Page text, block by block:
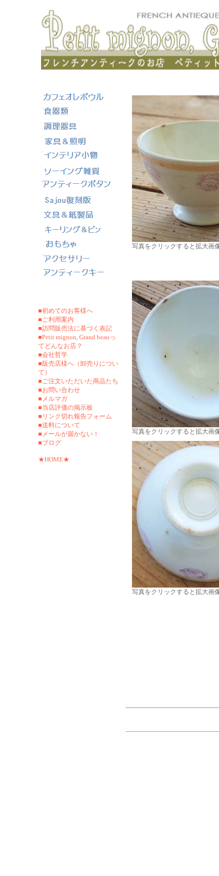
■初めてのお客様へ
■ご利用案内
■訪問販売法に基づく表記
■Petit mignon, Grand beauっ
てどんなお店？
■会社哲学
■販売店様へ（卸売りについ
て）
■ご注文いただいた商品たち
■お問い合わせ
■メルマガ
■当店評価の掲示板
■リンク切れ報告フォーム
■送料について
■メールが届かない！
■ブログ
★HOME★
写真をクリックすると拡大画
写真をクリックすると拡大画
写真をクリックすると拡大画